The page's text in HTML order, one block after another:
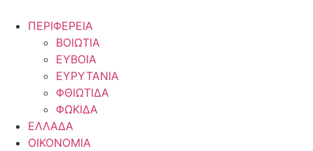
ΠΕΡΙΦΕΡΕΙΑ
ΒΟΙΩΤΙΑ
ΕΥΒΟΙΑ
ΕΥΡΥΤΑΝΙΑ
ΦΘΙΩΤΙΔΑ
ΦΩΚΙΔΑ
ΕΛΛΑΔΑ
ΟΙΚΟΝΟΜΙΑ